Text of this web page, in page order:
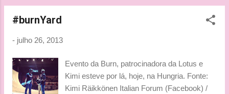
#‎burnYard‬
- julho 26, 2013
Evento da Burn, patrocinadora da Lotus e
Kimi esteve por lá, hoje, na Hungria. Fonte:
Kimi Räikkönen Italian Forum (Facebook) /